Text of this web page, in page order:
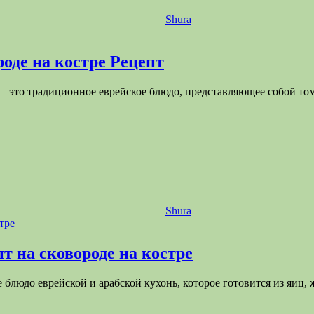
Shura
на костре Рецепт
традиционное еврейское блюдо, представляющее собой
Shura
сковороде на костре
еврейской и арабской кухонь, которое готовится из